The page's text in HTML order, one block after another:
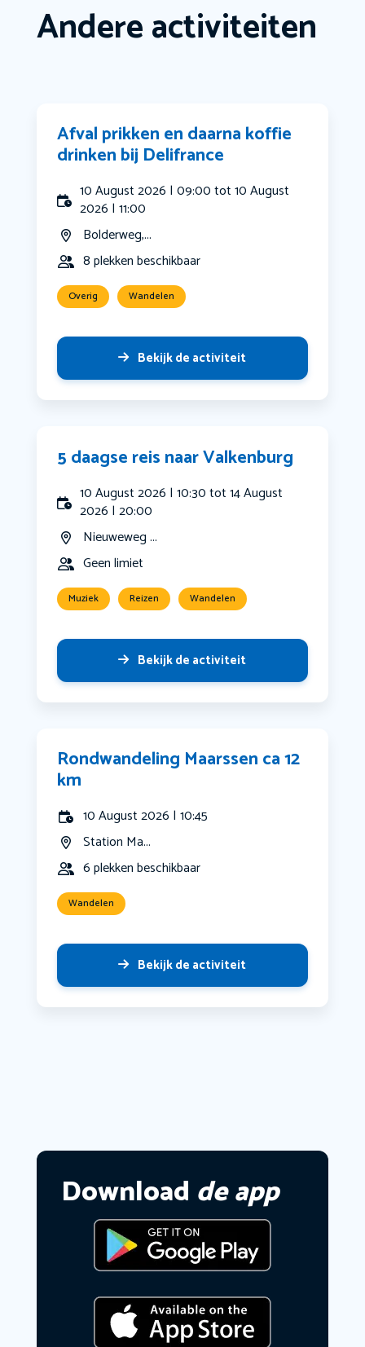
Andere activiteiten
Afval prikken en daarna koffie
drinken bij Delifrance
10 August 2026 | 09:00 tot 10 August
2026 | 11:00
Bolderweg,...
8 plekken beschikbaar
Overig Wandelen
Bekijk de activiteit
5 daagse reis naar Valkenburg
10 August 2026 | 10:30 tot 14 August
2026 | 20:00
Nieuweweg ...
Geen limiet
Muziek Reizen Wandelen
Bekijk de activiteit
Rondwandeling Maarssen ca 12
km
10 August 2026 | 10:45
Station Ma...
6 plekken beschikbaar
Wandelen
Bekijk de activiteit
Download de app